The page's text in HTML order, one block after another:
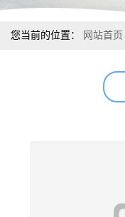
您当前的位置： 网站首页